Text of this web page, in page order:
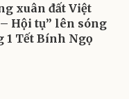
xuân đất Việt
Hội tụ” lên sóng
1 Tết Bính Ngọ